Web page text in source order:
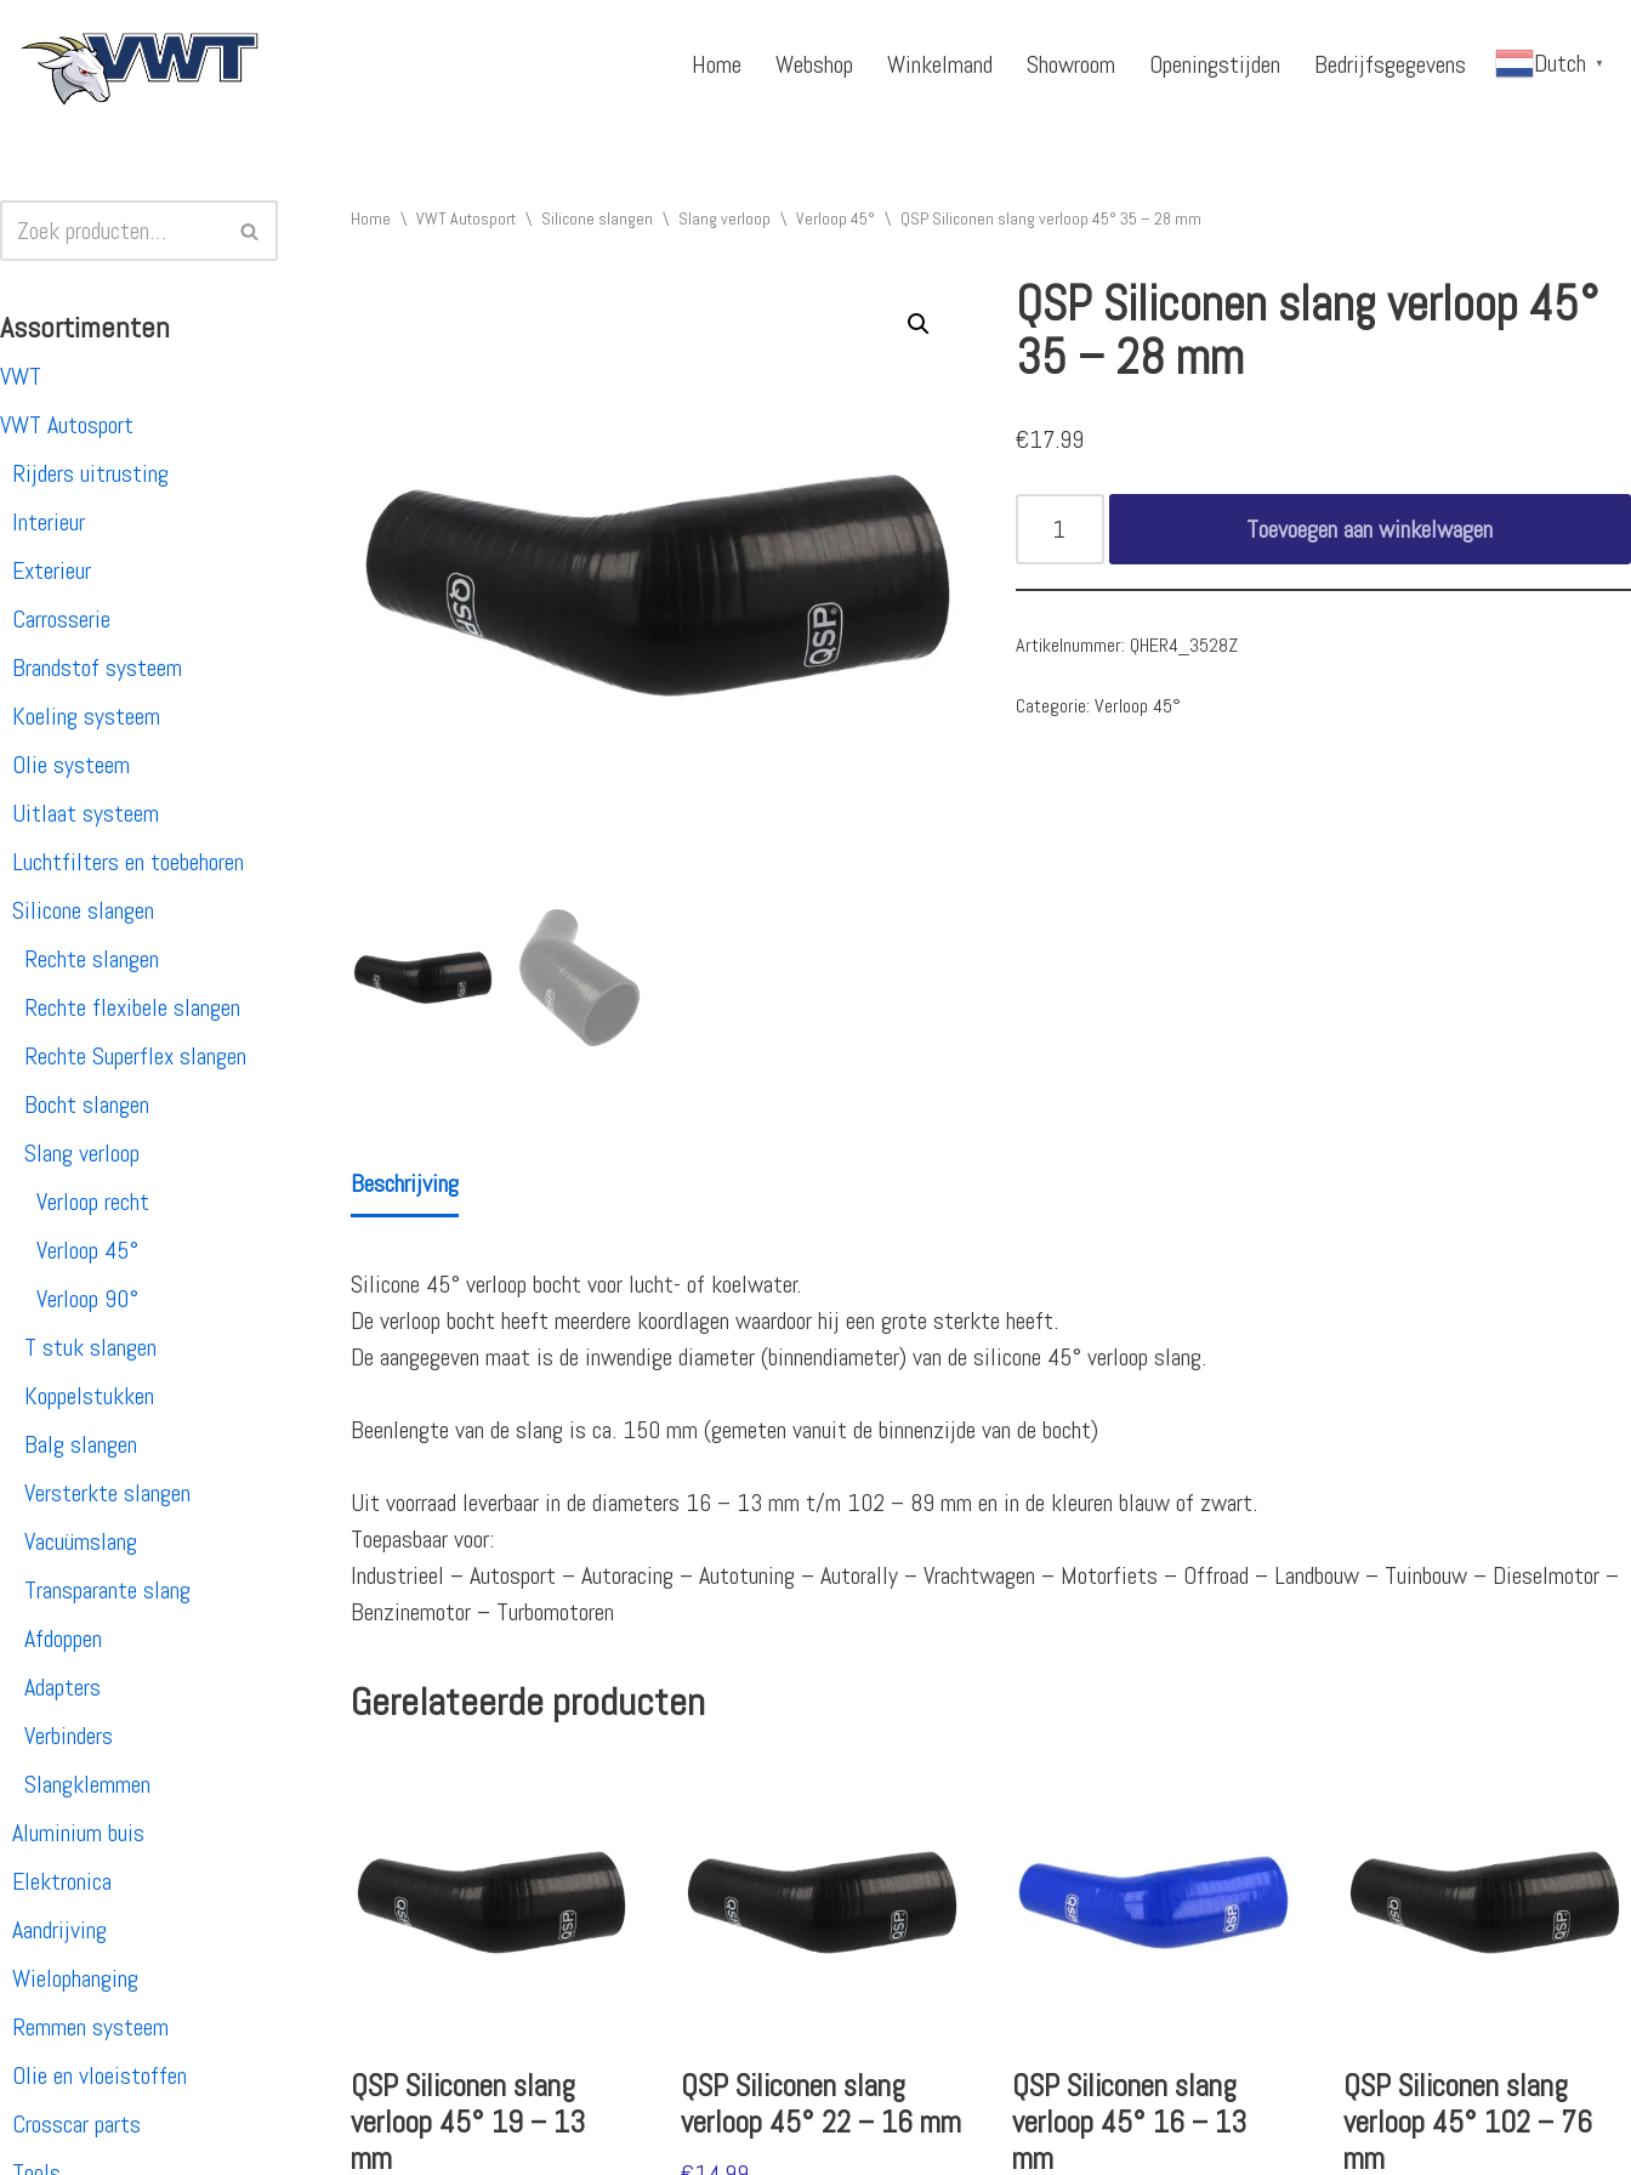
Ga
Home Webshop Winkelmand Showroom Openingstijden Bedrijfsgegevens Dutch ▼
Assortimenten
VWT
VWT Autosport
Rijders uitrusting
Interieur
Exterieur
Carrosserie
Brandstof systeem
Koeling systeem
Olie systeem
Uitlaat systeem
Luchtfilters en toebehoren
Silicone slangen
Rechte slangen
Rechte flexibele slangen
Rechte Superflex slangen
Bocht slangen
Slang verloop
Verloop recht
Verloop 45°
Verloop 90°
T stuk slangen
Koppelstukken
Balg slangen
Versterkte slangen
Vacuümslang
Transparante slang
Afdoppen
Adapters
Verbinders
Slangklemmen
Aluminium buis
Elektronica
Aandrijving
Wielophanging
Remmen systeem
Olie en vloeistoffen
Crosscar parts
Home \ VWT Autosport \ Silicone slangen \ Slang verloop \ Verloop 45° \ QSP Siliconen slang verloop 45° 35 – 28 mm
QSP Siliconen slang verloop 45°
35 – 28 mm
€17.99
Toevoegen aan winkelwagen
Artikelnummer: QHER4_3528Z
Categorie:Verloop 45°
Beschrijving
Silicone 45° verloop bocht voor lucht- of koelwater.
De verloop bocht heeft meerdere koordlagen waardoor hij een grote sterkte heeft.
De aangegeven maat is de inwendige diameter (binnendiameter) van de silicone 45° verloop slang.
Beenlengte van de slang is ca. 150 mm (gemeten vanuit de binnenzijde van de bocht)
Uit voorraad leverbaar in de diameters 16 – 13 mm t/m 102 – 89 mm en in de kleuren blauw of zwart.
Toepasbaar voor:
Industrieel – Autosport – Autoracing – Autotuning – Autorally – Vrachtwagen – Motorfiets – Offroad – Landbouw – Tuinbouw – Dieselmotor –
Benzinemotor – Turbomotoren
Gerelateerde producten
QSP Siliconen slang
verloop 45° 19 – 13
mm
QSP Siliconen slang
verloop 45° 22 – 16 mm
QSP Siliconen slang
verloop 45° 16 – 13
mm
QSP Siliconen slang
verloop 45° 102 – 76
mm